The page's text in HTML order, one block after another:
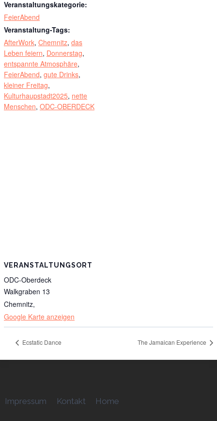
Veranstaltungskategorie:
FeierAbend
Veranstaltung-Tags:
AfterWork, Chemnitz, das
Leben feiern, Donnerstag,
entspannte Atmosphäre,
FeierAbend, gute Drinks,
kleiner Freitag,
Kulturhaupstadt2025, nette
Menschen, ODC-OBERDECK
VERANSTALTUNGSORT
ODC-Oberdeck
Walkgraben 13
Chemnitz,
Google Karte anzeigen
Ecstatic Dance The Jamaican Experience
Impressum Kontakt Home